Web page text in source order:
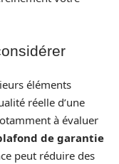
éléments
réelle d’une
à évaluer
de garantie
peut réduire des